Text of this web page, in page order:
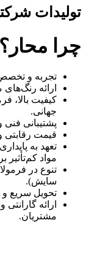
تولیدات
چرا
تجربه و تخصص
ارائه
کیفیت بالا،
جهانی.
پشتیبانی
قیمت
تعهد به
مواد
تنوع در
سایش).
تحویل سریع و
ارائه
مشتریان.